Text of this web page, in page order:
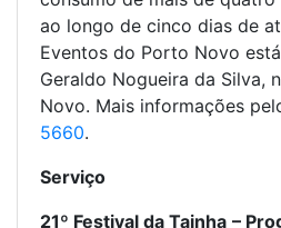
ao longo de cinco dias de
Eventos do Porto Novo
Geraldo Nogueira da Silva,
Novo. Mais informações
5660.
Serviço
21º Festival da Tainha –